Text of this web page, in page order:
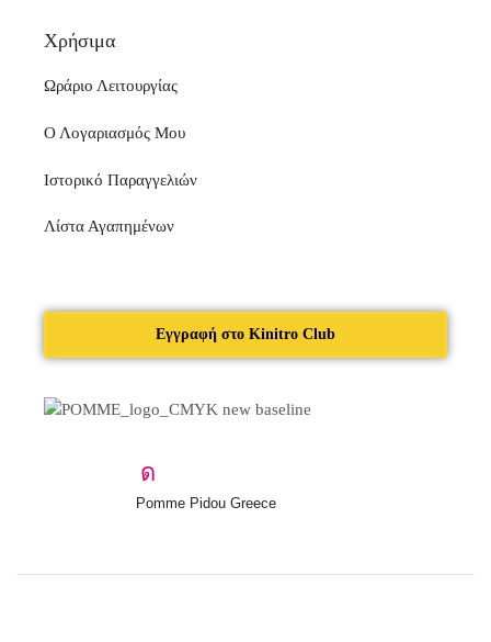
Χρήσιμα
Ωράριο Λειτουργίας
Ο Λογαριασμός Μου
Ιστορικό Παραγγελιών
Λίστα Αγαπημένων
Εγγραφή στο Kinitro Club
Pomme Pidou Greece